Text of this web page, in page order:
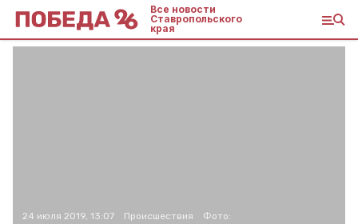
Все новости
Ставропольского
края
24 июля 2019, 13:07 Происшествия Фото: